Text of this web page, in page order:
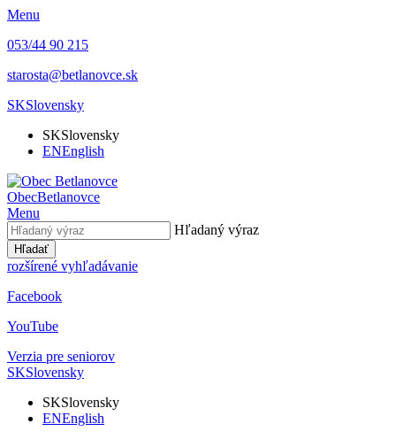
Menu
053/44 90 215
starosta@betlanovce.sk
SKSlovensky
SKSlovensky
ENEnglish
ObecBetlanovce
Menu
Hľadaný výraz
Hľadať
rozšírené vyhľadávanie
Facebook
YouTube
Verzia pre seniorov
SKSlovensky
SKSlovensky
ENEnglish